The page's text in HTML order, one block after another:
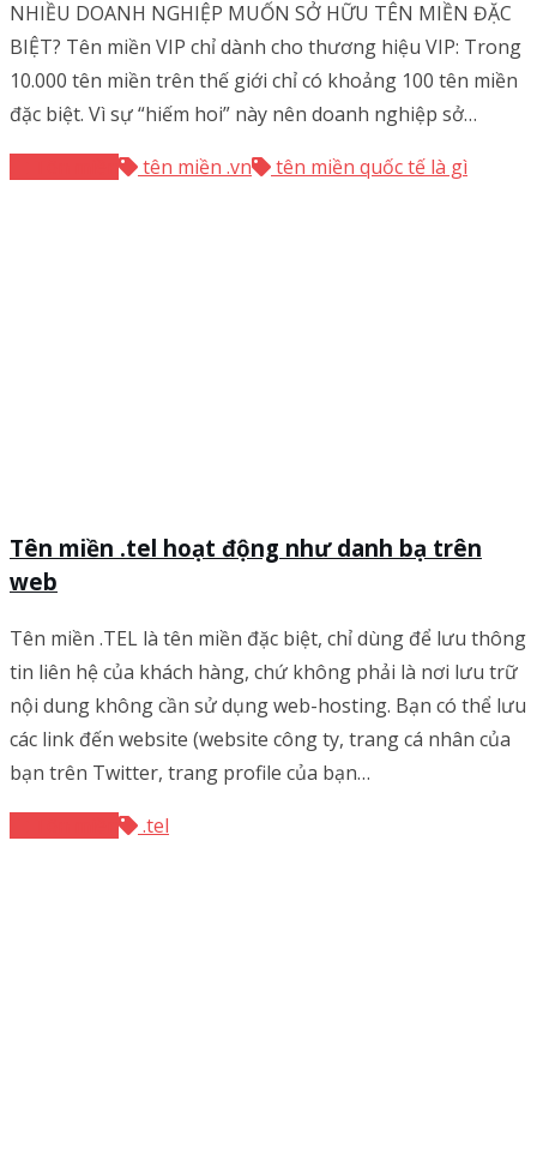
NHIỀU DOANH NGHIỆP MUỐN SỞ HỮU TÊN MIỀN ĐẶC
BIỆT? Tên miền VIP chỉ dành cho thương hiệu VIP: Trong
10.000 tên miền trên thế giới chỉ có khoảng 100 tên miền
đặc biệt. Vì sự “hiếm hoi” này nên doanh nghiệp sở…
tên miền .vn tên miền quốc tế là gì
Tên miền .tel hoạt động như danh bạ trên
web
Tên miền .TEL là tên miền đặc biệt, chỉ dùng để lưu thông
tin liên hệ của khách hàng, chứ không phải là nơi lưu trữ
nội dung không cần sử dụng web-hosting. Bạn có thể lưu
các link đến website (website công ty, trang cá nhân của
bạn trên Twitter, trang profile của bạn…
.tel